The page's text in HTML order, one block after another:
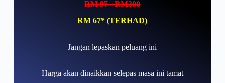
RM 97 +RM300
RM 67* (TERHAD)
Jangan lepaskan peluang ini
Harga akan dinaikkan selepas masa ini tamat